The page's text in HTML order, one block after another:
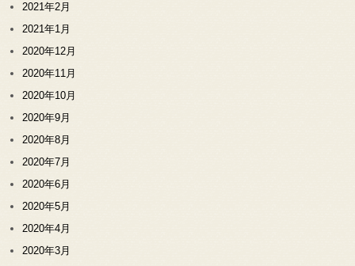
2021年2月
2021年1月
2020年12月
2020年11月
2020年10月
2020年9月
2020年8月
2020年7月
2020年6月
2020年5月
2020年4月
2020年3月